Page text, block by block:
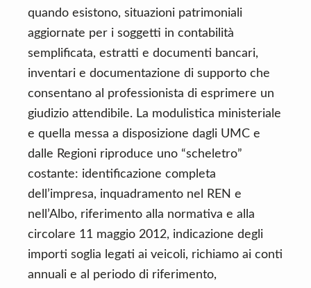
quando esistono, situazioni patrimoniali
aggiornate per i soggetti in contabilità
semplificata, estratti e documenti bancari,
inventari e documentazione di supporto che
consentano al professionista di esprimere un
giudizio attendibile. La modulistica ministeriale
e quella messa a disposizione dagli UMC e
dalle Regioni riproduce uno “scheletro”
costante: identificazione completa
dell’impresa, inquadramento nel REN e
nell’Albo, riferimento alla normativa e alla
circolare 11 maggio 2012, indicazione degli
importi soglia legati ai veicoli, richiamo ai conti
annuali e al periodo di riferimento,